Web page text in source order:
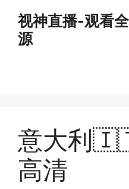
content
视神直播-观看
源
意大利
高清